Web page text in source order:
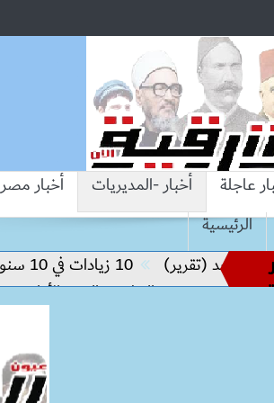
عاجلة أخبار -المديريات أخبار مصر
الرئيسية
10 زيادات في 10 سنوات.. هل حان الوقت لرفع دعم البنزين نهائيا؟
التطوير والتميز الأكاديمي